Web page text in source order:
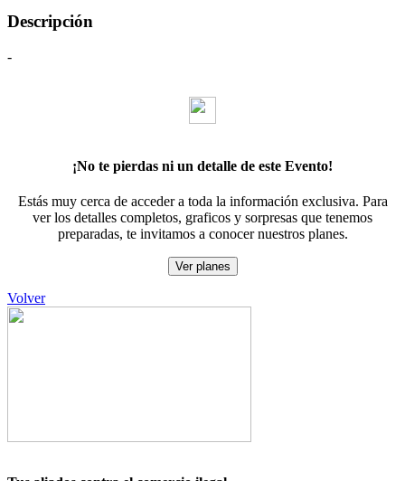
Descripción
-
¡No te pierdas ni un detalle de este Evento!
Estás muy cerca de acceder a toda la información exclusiva. Para
ver los detalles completos, graficos y sorpresas que tenemos
preparadas, te invitamos a conocer nuestros planes.
Ver planes
Volver